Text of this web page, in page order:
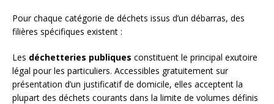
Pour chaque catégorie de déchets issus d’un débarras, des
filières spécifiques existent :
Les déchetteries publiques constituent le principal exutoire
légal pour les particuliers. Accessibles gratuitement sur
présentation d’un justificatif de domicile, elles acceptent la
plupart des déchets courants dans la limite de volumes définis